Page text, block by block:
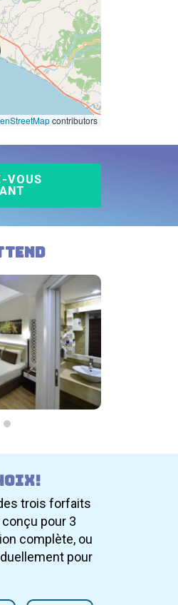
contributors
VOUS
trois forfaits
pour 3
complète, ou
pour